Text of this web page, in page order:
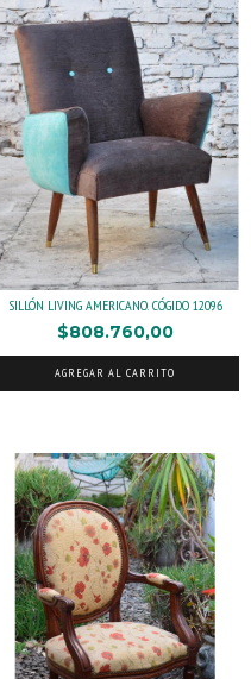
SILLÓN LIVING AMERICANO. CÓGIDO 12096
$808.760,00